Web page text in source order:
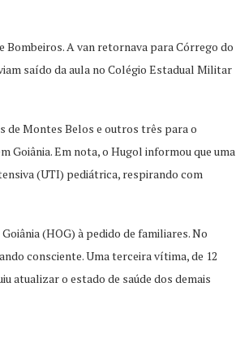
Bombeiros. A van retornava para Córrego do
saído da aula no Colégio Estadual Militar
de Montes Belos e outros três para o
Goiânia. Em nota, o Hugol informou que uma
(UTI) pediátrica, respirando com
(HOG) à pedido de familiares. No
consciente. Uma terceira vítima, de 12
atualizar o estado de saúde dos demais